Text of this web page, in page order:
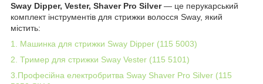
Sway Dipper, Vester, Shaver Pro Silver— це перукарський
комплект інструментів для стрижки волосся Sway, який
містить:
1. Машинка для стрижки Sway Dipper (115 5003)
2. Тример для стрижки Sway Vester (115 5101)
3.Професійна електробритва Sway Shaver Pro Silver (115